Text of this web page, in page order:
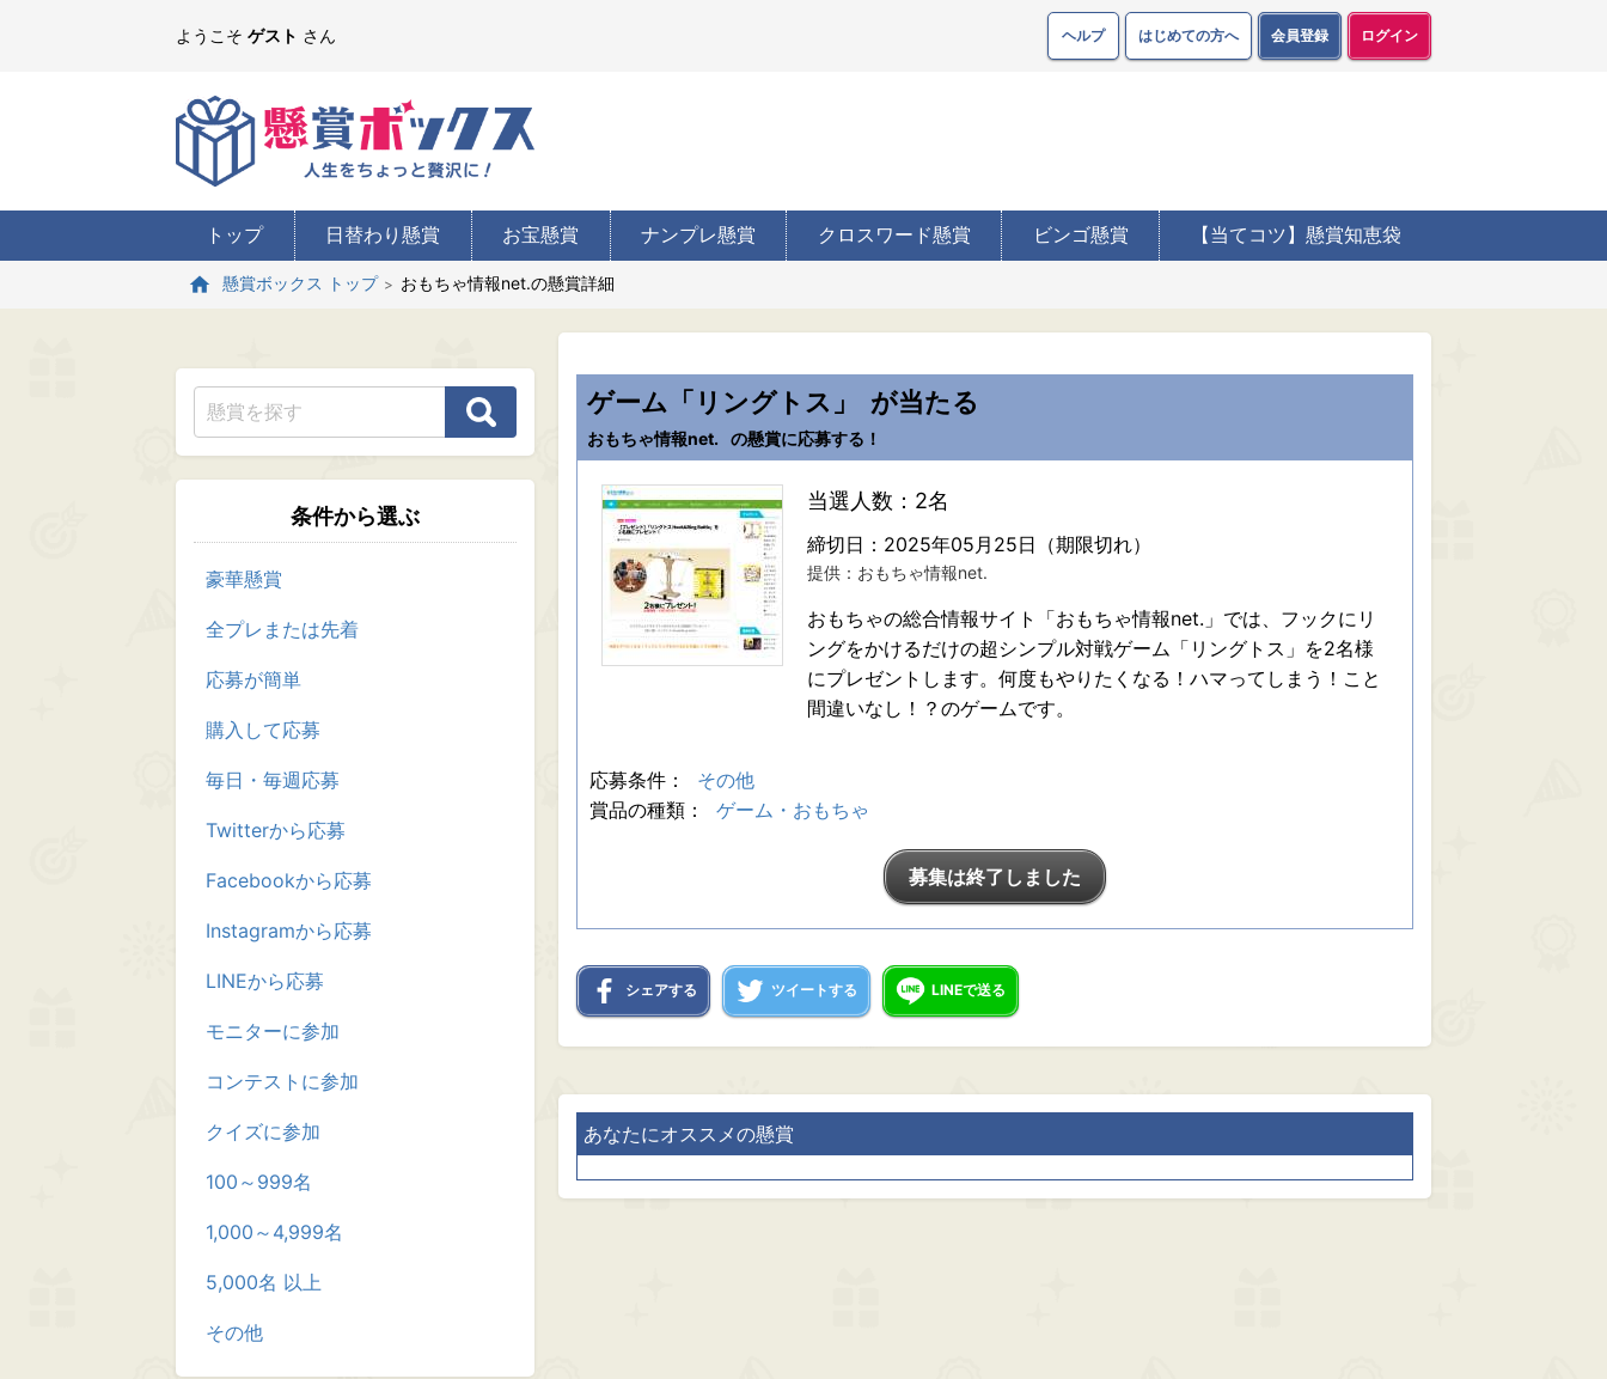
ようこそ ゲスト さん ヘルプ はじめての方へ 会員登録 ログイン
トップ 日替わり懸賞 お宝懸賞 ナンプレ懸賞 クロスワード懸賞 ビンゴ懸賞 【当てコツ】懸賞知恵袋
懸賞ボックス トップ おもちゃ情報net.の懸賞詳細
条件から選ぶ
豪華懸賞
全プレまたは先着
応募が簡単
購入して応募
毎日・毎週応募
Twitterから応募
Facebookから応募
Instagramから応募
LINEから応募
モニターに参加
コンテストに参加
クイズに参加
100～999名
1,000～4,999名
5,000名 以上
その他
ゲーム「リングトス」 が当たる
おもちゃ情報net. の懸賞に応募する！
当選人数：2名
締切日：2025年05月25日（期限切れ）
提供：おもちゃ情報net.
おもちゃの総合情報サイト「おもちゃ情報net.」では、フックにリ
ングをかけるだけの超シンプル対戦ゲーム「リングトス」を2名様
にプレゼントします。何度もやりたくなる！ハマってしまう！こと
間違いなし！？のゲームです。
応募条件：
その他
賞品の種類：
ゲーム・おもちゃ
募集は終了しました
シェアする ツイートする LINEで送る
あなたにオススメの懸賞